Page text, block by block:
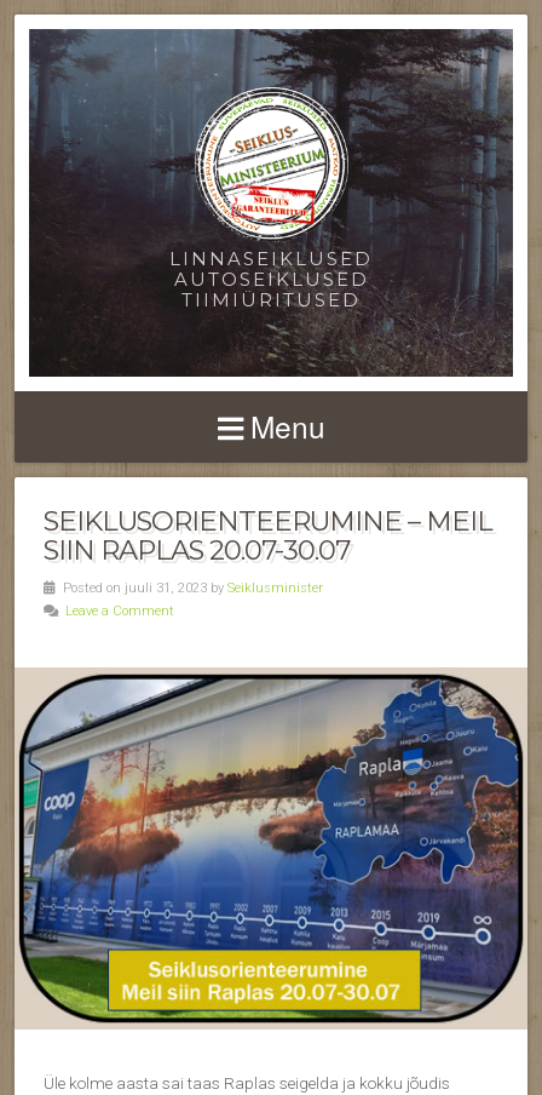
LINNASEIKLUSED
AUTOSEIKLUSED
TIIMIÜRITUSED
Menu
SEIKLUSORIENTEERUMINE – MEIL
SIIN RAPLAS 20.07-30.07
Posted on juuli 31, 2023 by Seiklusminister
Leave a Comment
Üle kolme aasta sai taas Raplas seigelda ja kokku jõudis